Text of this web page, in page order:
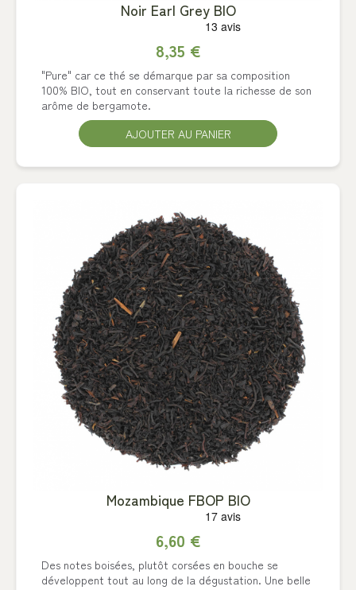
Noir Earl Grey BIO
8,35 €
"Pure" car ce thé se démarque par sa composition
100% BIO, tout en conservant toute la richesse de son
arôme de bergamote.
AJOUTER AU PANIER
Mozambique FBOP BIO
6,60 €
Des notes boisées, plutôt corsées en bouche se
développent tout au long de la dégustation. Une belle